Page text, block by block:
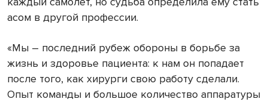
асом в другой профессии.
«Мы – последний рубеж обороны в борьбе за
жизнь и здоровье пациента: к нам он попадает
после того, как хирурги свою работу сделали.
Опыт команды и большое количество аппаратуры